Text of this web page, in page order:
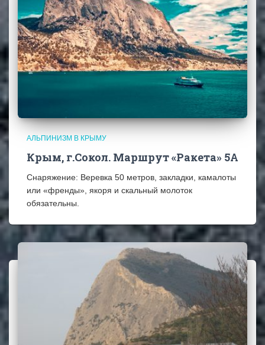
АЛЬПИНИЗМ В КРЫМУ
Крым, г.Сокол. Маршрут «Ракета» 5А
Снаряжение: Веревка 50 метров, закладки, камалоты
или «френды», якоря и скальный молоток
обязательны.